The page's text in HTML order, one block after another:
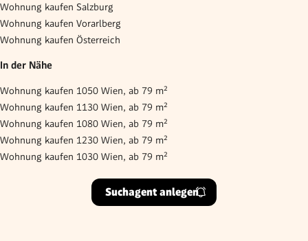
Wohnung kaufen Salzburg
Wohnung kaufen Vorarlberg
Wohnung kaufen Österreich
In der Nähe
Wohnung kaufen 1050 Wien, ab 79 m²
Wohnung kaufen 1130 Wien, ab 79 m²
Wohnung kaufen 1080 Wien, ab 79 m²
Wohnung kaufen 1230 Wien, ab 79 m²
Wohnung kaufen 1030 Wien, ab 79 m²
Suchagent anlegen